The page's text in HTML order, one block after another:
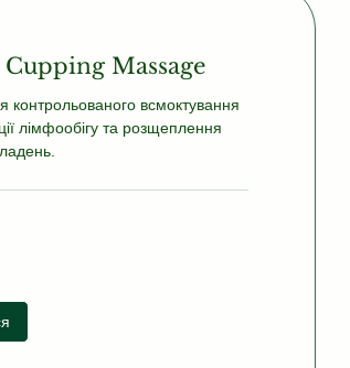
Massage
контрольованого всмоктування
лімфообігу та розщеплення